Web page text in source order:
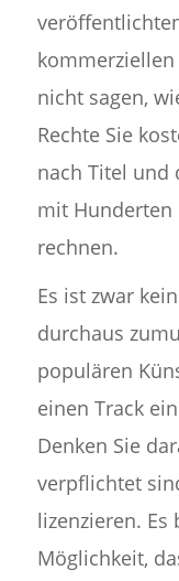
nicht sagen,
Rechte Sie
nach Titel und
mit Hunderten
rechnen.
Es ist zwar
durchaus
populären
einen Track
Denken Sie
verpflichtet
lizenzieren.
Möglichkeit,